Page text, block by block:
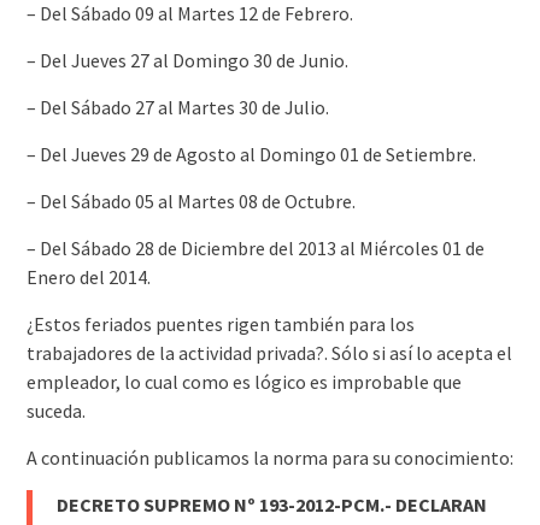
– Del Sábado 09 al Martes 12 de Febrero.
– Del Jueves 27 al Domingo 30 de Junio.
– Del Sábado 27 al Martes 30 de Julio.
– Del Jueves 29 de Agosto al Domingo 01 de Setiembre.
– Del Sábado 05 al Martes 08 de Octubre.
– Del Sábado 28 de Diciembre del 2013 al Miércoles 01 de
Enero del 2014.
¿Estos feriados puentes rigen también para los
trabajadores de la actividad privada?. Sólo si así lo acepta el
empleador, lo cual como es lógico es improbable que
suceda.
A continuación publicamos la norma para su conocimiento:
DECRETO SUPREMO Nº 193-2012-PCM.- DECLARAN